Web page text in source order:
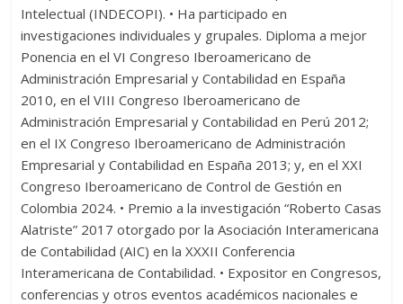
Intelectual (INDECOPI). • Ha participado en
investigaciones individuales y grupales. Diploma a mejor
Ponencia en el VI Congreso Iberoamericano de
Administración Empresarial y Contabilidad en España
2010, en el VIII Congreso Iberoamericano de
Administración Empresarial y Contabilidad en Perú 2012;
en el IX Congreso Iberoamericano de Administración
Empresarial y Contabilidad en España 2013; y, en el XXI
Congreso Iberoamericano de Control de Gestión en
Colombia 2024. • Premio a la investigación “Roberto Casas
Alatriste” 2017 otorgado por la Asociación Interamericana
de Contabilidad (AIC) en la XXXII Conferencia
Interamericana de Contabilidad. • Expositor en Congresos,
conferencias y otros eventos académicos nacionales e